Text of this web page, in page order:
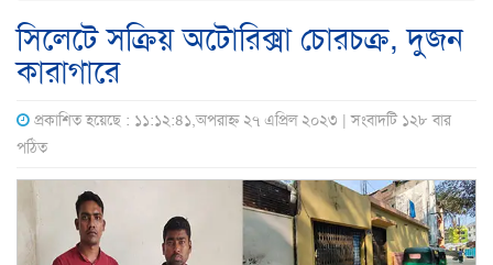
সিলেটে সক্রিয় অটোরিক্সা চোরচক্র, দুজন
কারাগারে
প্রকাশিত হয়েছে : ১১:১২:৪১,অপরাহ্ন ২৭ এপ্রিল ২০২৩ | সংবাদটি ১২৮ বার
পঠিত